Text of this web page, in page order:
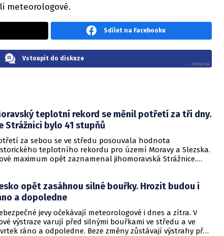
meteorologové.
Sdílet na Facebooku
Vstoupit do diskuze
teplotní rekord se měnil potřetí za tři dny.
Strážnici bylo 41 stupňů
za sebou se ve středu posouvala hodnota
teplotního rekordu pro území Moravy a Slezska.
maximum opět zaznamenal jihomoravská Strážnice.
opět zasáhnou silné bouřky. Hrozit budou i
a dopoledne
jevy očekávají meteorologové i dnes a zítra. V
výstraze varují před silnými bouřkami ve středu a ve
ráno a odpoledne. Beze změny zůstávají výstrahy před